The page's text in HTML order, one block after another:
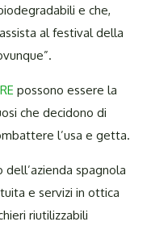
e che,
al festival della
possono essere la
che decidono di
l’usa e getta.
dell’azienda spagnola
e servizi in ottica
riutilizzabili